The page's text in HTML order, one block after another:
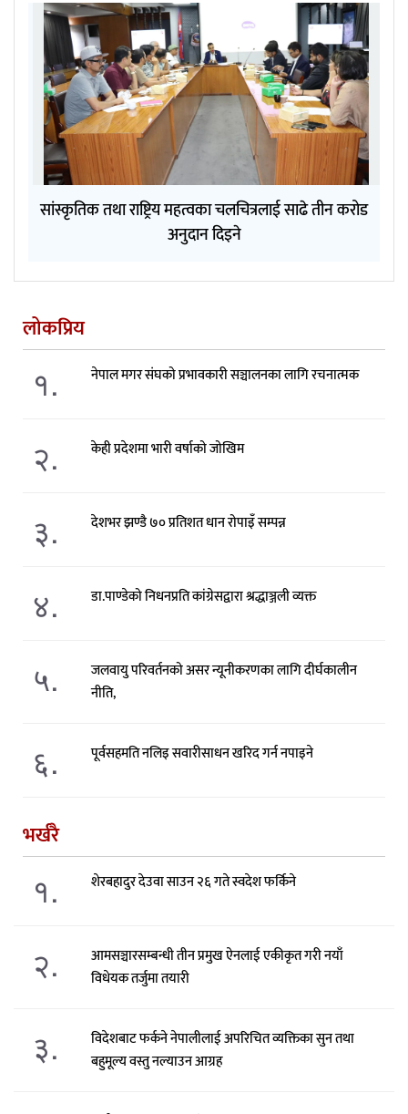
सांस्कृतिक तथा राष्ट्रिय महत्वका चलचित्रलाई साढे तीन करोड
अनुदान दिइने
लोकप्रिय
१. नेपाल मगर संघको प्रभावकारी सञ्चालनका लागि रचनात्मक
२. केही प्रदेशमा भारी वर्षाको जोखिम
३. देशभर झण्डै ७० प्रतिशत धान रोपाइँ सम्पन्न
४. डा.पाण्डेको निधनप्रति कांग्रेसद्वारा श्रद्धाञ्जली व्यक्त
५.
जलवायु परिवर्तनको असर न्यूनीकरणका लागि दीर्घकालीन
नीति,
६. पूर्वसहमति नलिइ सवारीसाधन खरिद गर्न नपाइने
भर्खरै
१. शेरबहादुर देउवा साउन २६ गते स्वदेश फर्किने
२.
आमसञ्चारसम्बन्धी तीन प्रमुख ऐनलाई एकीकृत गरी नयाँ
विधेयक तर्जुमा तयारी
३.
विदेशबाट फर्कने नेपालीलाई अपरिचित व्यक्तिका सुन तथा
बहुमूल्य वस्तु नल्याउन आग्रह